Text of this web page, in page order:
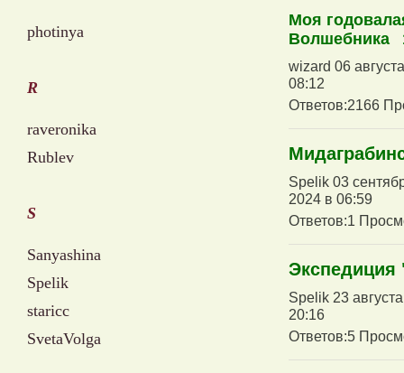
photinya
R
raveronika
Rublev
S
Sanyashina
Spelik
staricc
SvetaVolga
Моя
Волшебника
wizard 06
08:12
Ответов:2166
Spelik 03
2024 в 06:59
Ответов:1
Экспедиция
Spelik 23
20:16
Ответов:5